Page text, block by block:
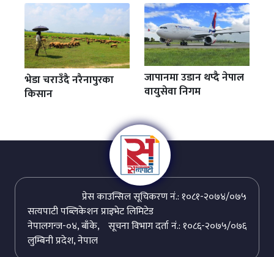
भेडा चराउँदै नरैनापुरका
किसान
जापानमा उडान थप्दै नेपाल
वायुसेवा निगम
प्रेस काउन्सिल सूचिकरण नं.: १०८१-२०७४/०७५
सत्यपाटी पब्लिकेशन प्राइभेट लिमिटेड
सूचना विभाग दर्ता नं.: १०८६-२०७५/०७६
नेपालगन्ज-०४, बाँके,
लुम्बिनी प्रदेश, नेपाल